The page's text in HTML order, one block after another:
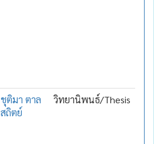
ชุติมา ตาล
สถิตย์
วิทยานิพนธ์/Thesis